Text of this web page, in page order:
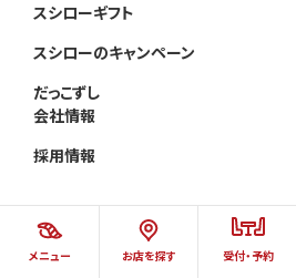
メニュー お店を探す 受付・予約
スシローギフト
スシローのキャンペーン
だっこずし
会社情報
採用情報
©AKINDO SUSHIRO CO.,LTD.ALL RIGHTS RESERVED.